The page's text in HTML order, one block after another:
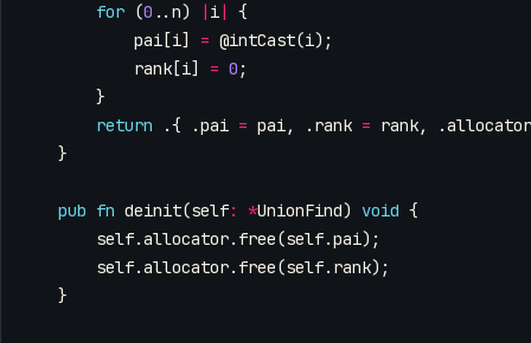
for (0 .. n) | i|
{
pai [i] = @intCast(i);
rank [i] = 0 ;
}
return
.{ .pai = pai, . rank = rank, .allocator
}
pub fn deinit(self: *UnionFind) void {
self.allocator. free(self.pai);
self.allocator. free(self. rank);
}